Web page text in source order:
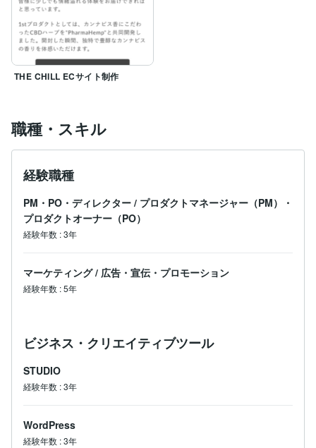
THE CHILL ECサイト制作
職種・スキル
経験職種
PM・PO・ディレクター / プロダクトマネージャー（PM）・
プロダクトオーナー（PO）
経験年数 :3年
マーケティング / 広告・宣伝・プロモーション
経験年数 :5年
ビジネス・クリエイティブツール
STUDIO
経験年数 :3年
WordPress
経験年数 :3年